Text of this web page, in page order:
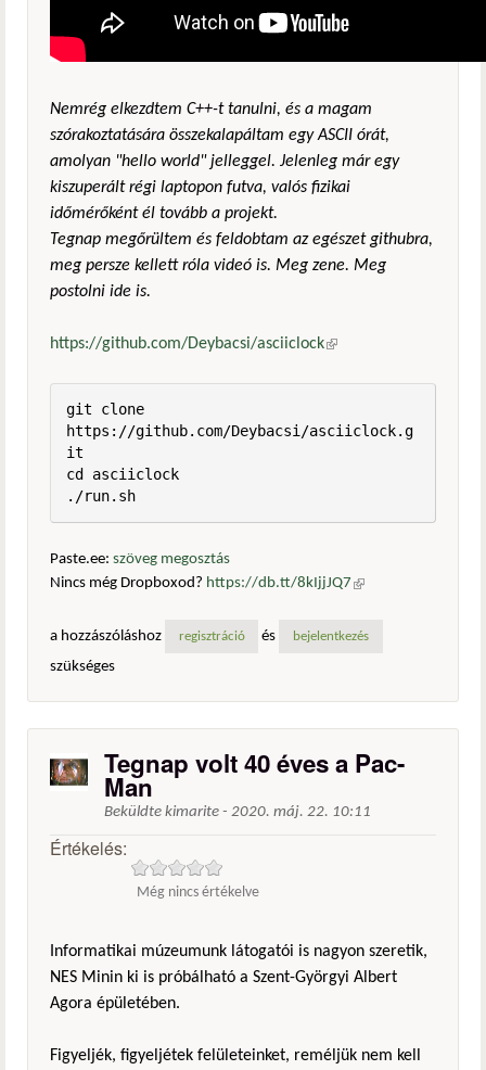
Nemrég elkezdtem C++-t tanulni, és a magam
szórakoztatására összekalapáltam egy ASCII órát,
amolyan "hello world" jelleggel. Jelenleg már egy
kiszuperált régi laptopon futva, valós fizikai
időmérőként él tovább a projekt.
Tegnap megőrültem és feldobtam az egészet githubra,
meg persze kellett róla videó is. Meg zene. Meg
postolni ide is.
https://github.com/Deybacsi/asciiclock(külső hivatkozás)
git clone
https://github.com/Deybacsi/asciiclock.g
it
cd asciiclock
./run.sh
Paste.ee: szöveg megosztás
Nincs még Dropboxod? https://db.tt/8kIjjJQ7 (külső
a hozzászóláshoz
regisztráció és bejelentkezés
szükséges
Tegnap volt 40 éves a Pac-
Man
Beküldte kimarite - 2020. máj. 22. 10:11
Értékelés:
Még nincs értékelve
Informatikai múzeumunk látogatói is nagyon szeretik,
NES Minin ki is próbálható a Szent-Györgyi Albert
Agora épületében.
Figyeljék, figyeljétek felületeinket, reméljük nem kell